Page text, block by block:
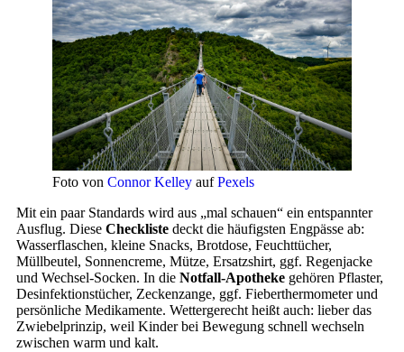
Foto von Connor Kelley aufPexels
Mit ein paar Standards wird aus „mal schauen“ ein entspannter
Ausflug. Diese Checkliste deckt die häufigsten Engpässe ab:
Wasserflaschen, kleine Snacks, Brotdose, Feuchttücher,
Müllbeutel, Sonnencreme, Mütze, Ersatzshirt, ggf. Regenjacke
und Wechsel-Socken. In die Notfall-Apotheke gehören Pflaster,
Desinfektionstücher, Zeckenzange, ggf. Fieberthermometer und
persönliche Medikamente. Wettergerecht heißt auch: lieber das
Zwiebelprinzip, weil Kinder bei Bewegung schnell wechseln
zwischen warm und kalt.